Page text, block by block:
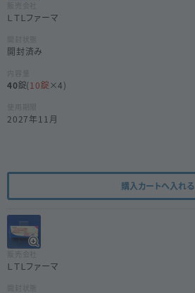
ＬＴＬファーマ
開封済み
40 (10 ×4)
2027年11月
購入カートへ入れる
ＬＴＬファーマ